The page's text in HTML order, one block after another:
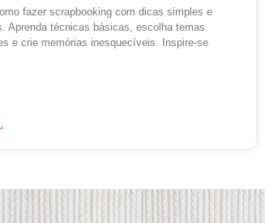
fazer scrapbooking com dicas simples e
Aprenda técnicas básicas, escolha temas
e crie memórias inesquecíveis. Inspire-se